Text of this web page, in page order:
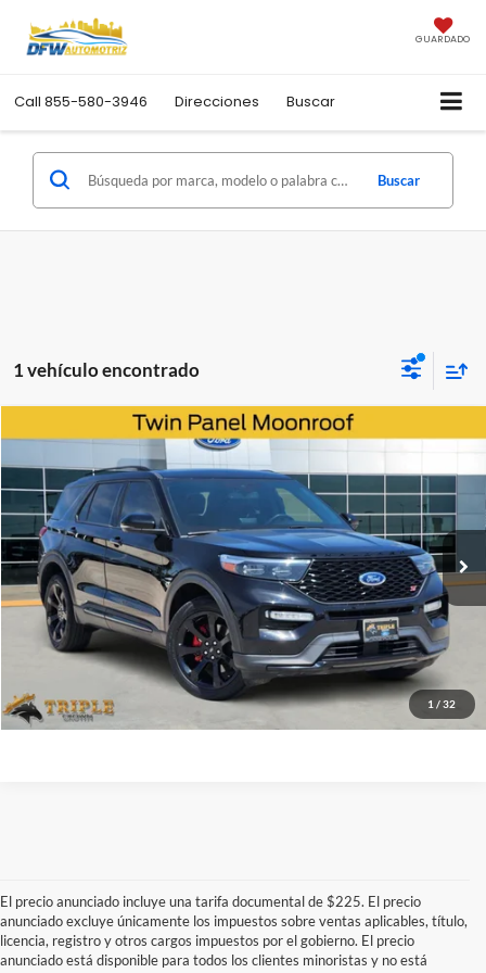
GUARDADO
Call 855-580-3946 Direcciones Buscar
Buscar
1 vehículo encontrado
1 / 32
Usado2023Ford ExplorerST
Triple Crown Ford
VIN:1FM5K8GC6PGB24883 Valores: SP00956 Modelo: K8G
Available 30,009 mi Ext. Int.
CONTADO
$35,308
TRIPLE CROWN PRICE
More
Confirmar Si Está Disponible
Haz click para llamarnos
Comparar vehículo
El precio anunciado incluye una tarifa documental de $225. El precio
anunciado excluye únicamente los impuestos sobre ventas aplicables, título,
licencia, registro y otros cargos impuestos por el gobierno. El precio
anunciado está disponible para todos los clientes minoristas y no está